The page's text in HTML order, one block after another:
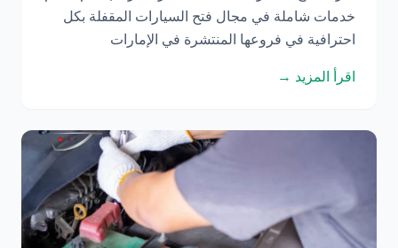
خدمات شاملة في مجال فتح السيارات المقفلة بكل
احترافية في فروعها المنتشرة في الإمارات
اقرأ المزيد →